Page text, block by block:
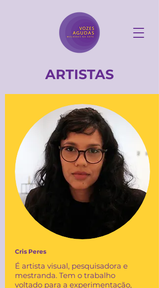
ARTISTAS
Cris Peres
É artista visual, pesquisadora e
mestranda. Tem o trabalho
voltado para a experimentação,